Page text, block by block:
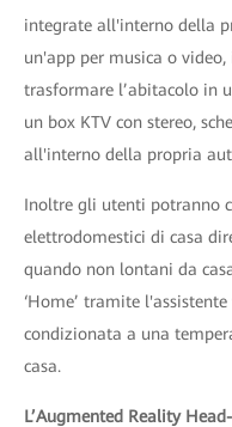
integrate all'interno della
un'app per musica o
trasformare l’abitacolo in
un box KTV con stereo,
all'interno della propria
Inoltre gli utenti potranno
elettrodomestici di casa
quando non lontani da
‘Home’ tramite
condizionata a una
casa.
L’Augmented Reality